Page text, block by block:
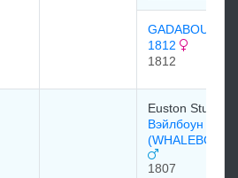
GADABOUT
1812
1812
Euston Stud
Вэйлбоун
(WHALEBONE)
1807